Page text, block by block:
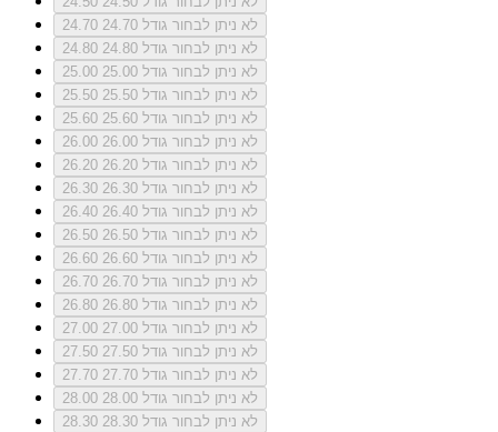
24.70
לא ניתן לבחור גודל 24.70
24.80
לא ניתן לבחור גודל 24.80
25.00
לא ניתן לבחור גודל 25.00
25.50
לא ניתן לבחור גודל 25.50
25.60
לא ניתן לבחור גודל 25.60
26.00
לא ניתן לבחור גודל 26.00
26.20
לא ניתן לבחור גודל 26.20
26.30
לא ניתן לבחור גודל 26.30
26.40
לא ניתן לבחור גודל 26.40
26.50
לא ניתן לבחור גודל 26.50
26.60
לא ניתן לבחור גודל 26.60
26.70
לא ניתן לבחור גודל 26.70
26.80
לא ניתן לבחור גודל 26.80
27.00
לא ניתן לבחור גודל 27.00
27.50
לא ניתן לבחור גודל 27.50
27.70
לא ניתן לבחור גודל 27.70
28.00
לא ניתן לבחור גודל 28.00
28.30
לא ניתן לבחור גודל 28.30